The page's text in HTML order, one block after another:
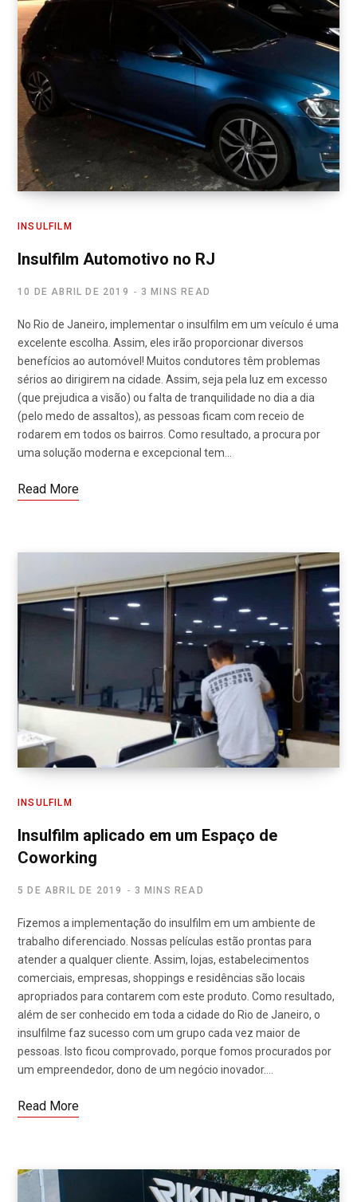
INSULFILM
Insulfilm Automotivo no RJ
10 DE ABRIL DE 2019 3 MINS READ
No Rio de Janeiro, implementar o insulfilm em um veículo é uma
excelente escolha. Assim, eles irão proporcionar diversos
benefícios ao automóvel! Muitos condutores têm problemas
sérios ao dirigirem na cidade. Assim, seja pela luz em excesso
(que prejudica a visão) ou falta de tranquilidade no dia a dia
(pelo medo de assaltos), as pessoas ficam com receio de
rodarem em todos os bairros. Como resultado, a procura por
uma solução moderna e excepcional tem…
Read More
INSULFILM
Insulfilm aplicado em um Espaço de
Coworking
5 DE ABRIL DE 2019 3 MINS READ
Fizemos a implementação do insulfilm em um ambiente de
trabalho diferenciado. Nossas películas estão prontas para
atender a qualquer cliente. Assim, lojas, estabelecimentos
comerciais, empresas, shoppings e residências são locais
apropriados para contarem com este produto. Como resultado,
além de ser conhecido em toda a cidade do Rio de Janeiro, o
insulfilme faz sucesso com um grupo cada vez maior de
pessoas. Isto ficou comprovado, porque fomos procurados por
um empreendedor, dono de um negócio inovador.…
Read More